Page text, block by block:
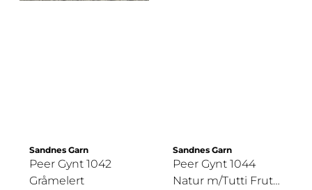
Sandnes Garn
Peer Gynt 1042
Gråmelert
Sandnes Garn
Peer Gynt 1044
Natur m/Tutti Frutti